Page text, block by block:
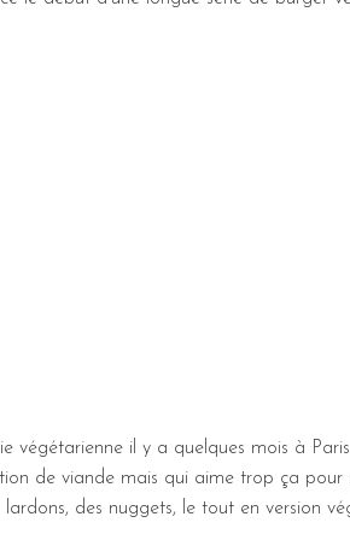
végétarienne il y a quelques mois à
de viande mais qui aime trop ça pour
des nuggets, le tout en version